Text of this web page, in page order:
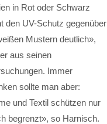
in Rot oder Schwarz
den UV-Schutz gegenüber
Mustern deutlich»,
aus seinen
Immer
sollte man aber:
und Textil schützen nur
begrenzt», so Harnisch.